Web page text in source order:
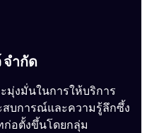
จำกัด
มุ่งมั่นในการให้บริการ
บการณ์และความรู้ลึกซึ้ง
อตั้งขึ้นโดยกลุ่ม